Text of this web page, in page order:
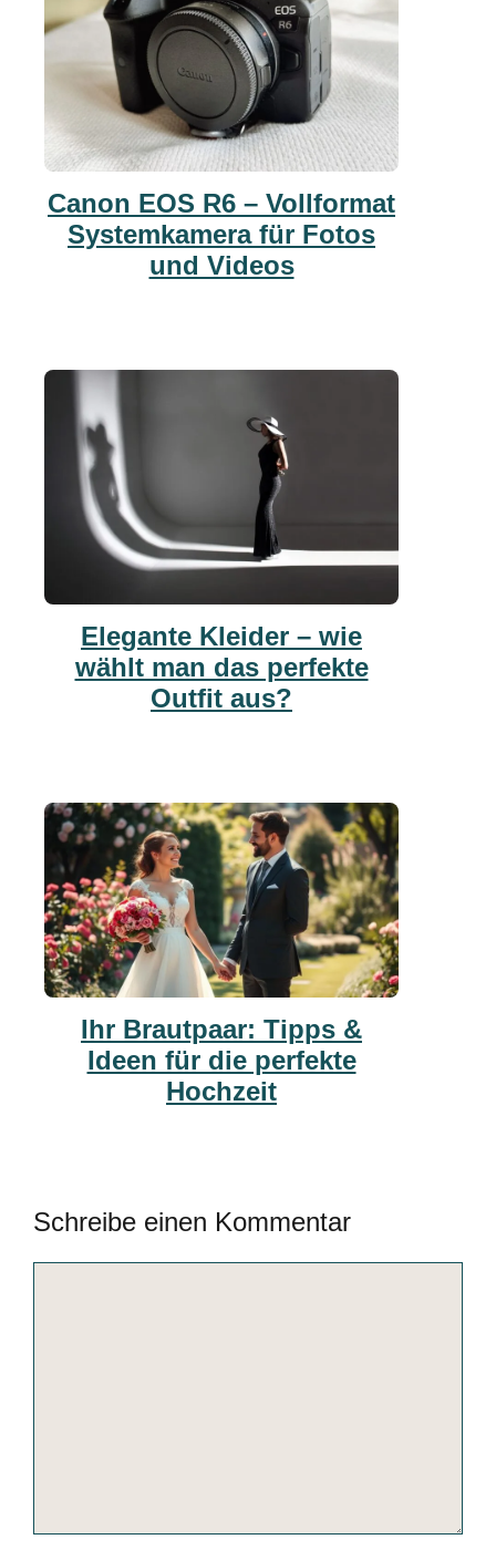
Canon EOS R6 – Vollformat
Systemkamera für Fotos
und Videos
Elegante Kleider – wie
wählt man das perfekte
Outfit aus?
Ihr Brautpaar: Tipps &
Ideen für die perfekte
Hochzeit
Schreibe einen Kommentar